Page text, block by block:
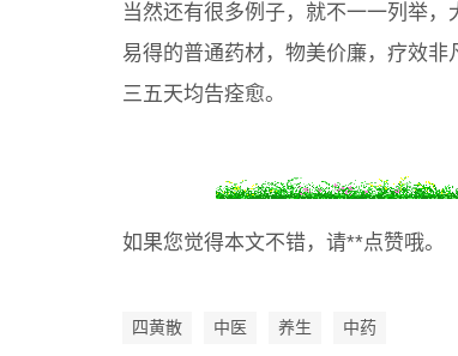
当然还有很多例子，就不一一列举
易得的普通药材，物美价廉，疗效
三五天均告痊愈。
如果您觉得本文不错，请**点赞哦。
四黄散 中医 养生 中药